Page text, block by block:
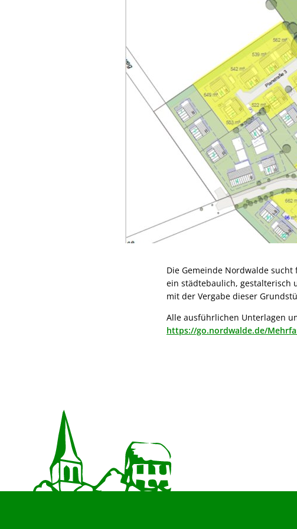
Die Gemeinde Nordwalde
ein städtebaulich, gestalterisch
mit der Vergabe dieser
Alle ausführlichen Unterlagen
https://go.nordwalde.de/